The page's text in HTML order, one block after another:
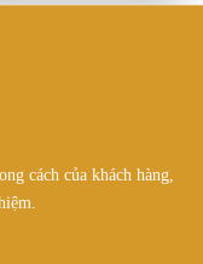
cách của khách hàng,